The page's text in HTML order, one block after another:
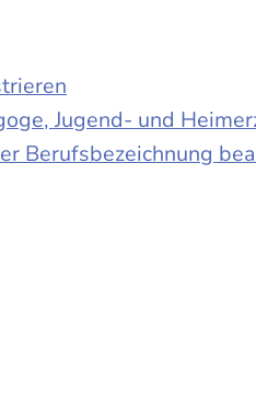
Jugend- und
Berufsbezeichnung